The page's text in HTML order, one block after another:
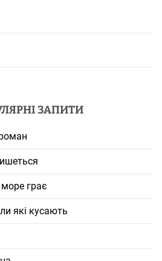
ЗАПИТИ
грає
які кусають